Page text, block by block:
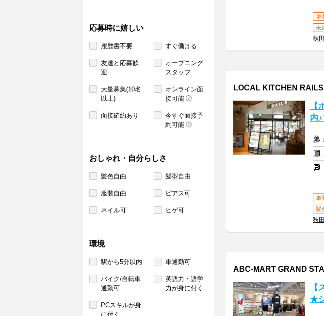
応募時に嬉しい
履歴書不要 すぐ働ける
友達と応募歓
迎
オープニング
スタッフ
大量募集(10名
以上)
オンライン面
接可能
面接確約あり
今すぐ面接予
約可能
おしゃれ・自分らしさ
髪色自由 髪型自由
服装自由 ピアス可
ネイル可 ヒゲ可
環境
駅から5分以内 車通勤可
バイク/自転車
通勤可
英語力・語学
力が身に付く
PCスキルが身
に付く
単
未
秋
LOCAL KITCHEN
内
単
髪
秋
ABC-MART GRAND
★